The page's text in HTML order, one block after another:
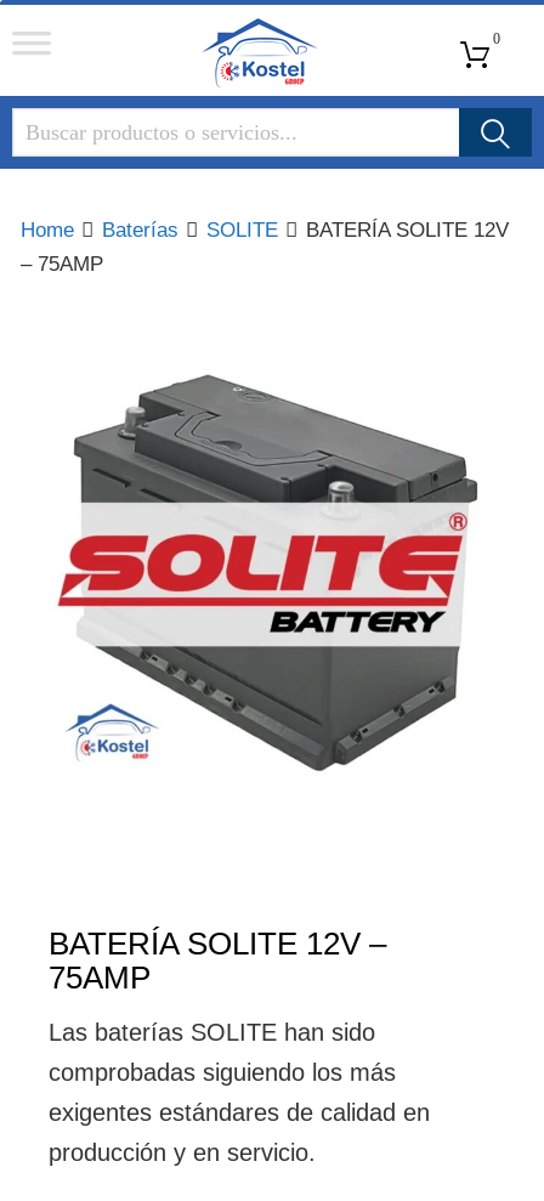
Group
0
Home Baterías SOLITE
BATERÍA SOLITE 12V
– 75AMP
BATERÍA SOLITE 12V –
75AMP
Las baterías SOLITE han sido
comprobadas siguiendo los más
exigentes estándares de calidad en
producción y en servicio.